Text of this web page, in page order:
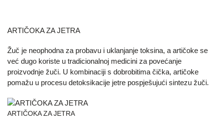
ARTIČOKA ZA JETRA
Žuč je neophodna za probavu i uklanjanje toksina, a artičoke se
već dugo koriste u tradicionalnoj medicini za povećanje
proizvodnje žuči. U kombinaciji s dobrobitima čička, artičoke
pomažu u procesu detoksikacije jetre pospješujući sintezu žuči.
ARTIČOKA ZA JETRA